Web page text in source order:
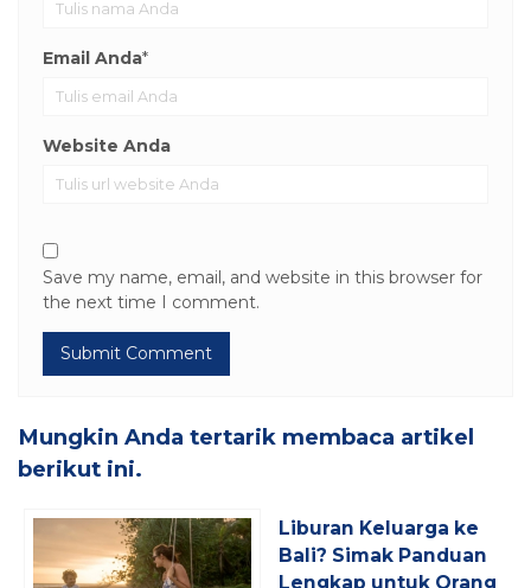
Email Anda*
Website Anda
Save my name, email, and website in this browser for
the next time I comment.
Mungkin Anda tertarik membaca artikel
berikut ini.
Liburan Keluarga ke
Bali? Simak Panduan
Lengkap untuk Orang